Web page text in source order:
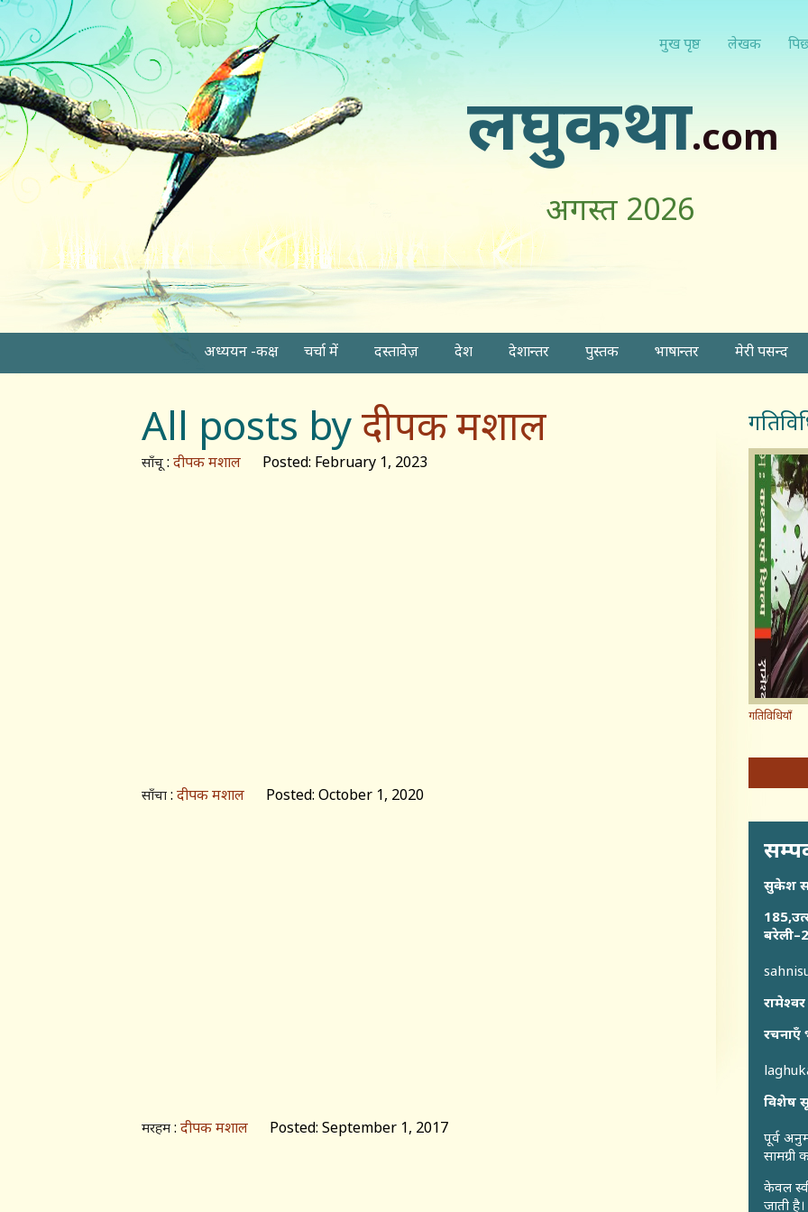
मुख पृष्ठ लेखक
लघुकथा.com
अगस्त 2026
अध्ययन -कक्ष चर्चा में दस्तावेज़ देश देशान्तर पुस्तक भाषान्तर मेरी पसन्द
All posts byदीपक मशाल
साँचू : दीपक मशाल Posted: February 1, 2023
साँचा : दीपक मशाल Posted: October 1, 2020
मरहम : दीपक मशाल Posted: September 1, 2017
गतिविधियाँ
सुकेश
विशेष
पूर्व
सामग्री
केवल
जाती है।